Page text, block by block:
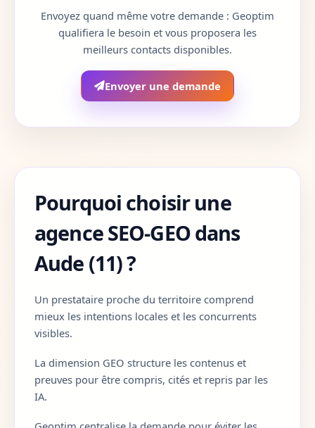
Charente-Maritime
Cotes-d-Armor 22
Creuse
Dordogne
Doubs
Drome
Eure
Eure-et-Loir
Finistere
Envoyez quand même votre demande : Geoptim
qualifiera le besoin et vous proposera les
meilleurs contacts disponibles.
Envoyer une demande
Pourquoi choisir une
agence SEO-GEO dans
Aude (11) ?
Un prestataire proche du territoire comprend
mieux les intentions locales et les concurrents
visibles.
La dimension GEO structure les contenus et
preuves pour être compris, cités et repris par les
IA.